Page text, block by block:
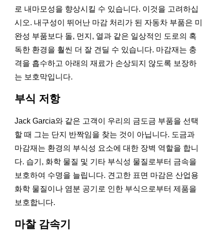
로 내마모성을 향상시킬 수 있습니다. 이것을 고려하십
시오. 내구성이 뛰어난 마감 처리가 된 자동차 부품은 미
완성 부품보다 돌, 먼지, 열과 같은 일상적인 도로의 혹
독한 환경을 훨씬 더 잘 견딜 수 있습니다. 마감재는 충
격을 흡수하고 아래의 재료가 손상되지 않도록 보장하
는 보호막입니다.
부식 저항
Jack Garcia와 같은 고객이 우리의 금도금 부품을 선택
할 때 그는 단지 반짝임을 찾는 것이 아닙니다. 도금과
마감재는 환경의 부식성 요소에 대한 장벽 역할을 합니
다. 습기, 화학 물질 및 기타 부식성 물질로부터 금속을
보호하여 수명을 늘립니다. 견고한 표면 마감은 산업용
화학 물질이나 염분 공기로 인한 부식으로부터 제품을
보호합니다.
마찰 감속기